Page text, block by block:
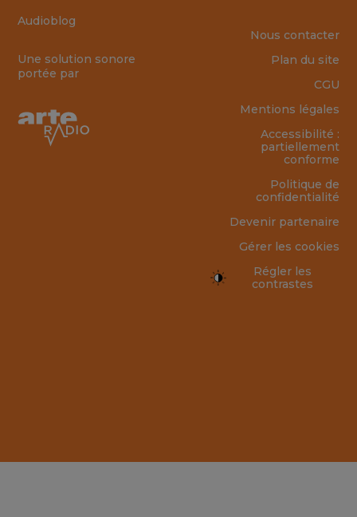
Audioblog
Une solution sonore
portée par
Nous contacter
Plan du site
CGU
Mentions légales
Accessibilité :
partiellement
conforme
Politique de
confidentialité
Devenir partenaire
Gérer les cookies
Régler les
contrastes